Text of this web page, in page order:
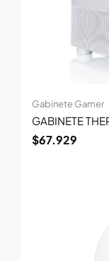
Gabinete Gamer
GABINETE
$67.929